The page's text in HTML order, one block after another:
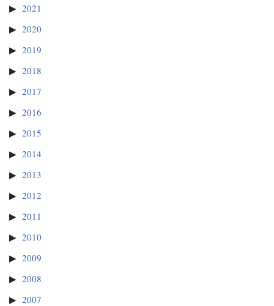
2021
2020
2019
2018
2017
2016
2015
2014
2013
2012
2011
2010
2009
2008
2007